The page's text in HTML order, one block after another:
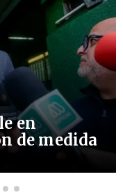
en
de medida